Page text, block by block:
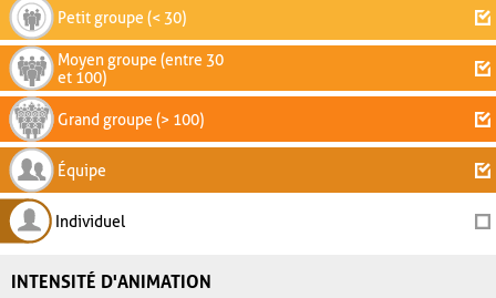
Petit groupe (< 30)
Moyen groupe (entre 30
et 100)
Grand groupe (> 100)
Équipe
Individuel
INTENSITÉ D'ANIMATION